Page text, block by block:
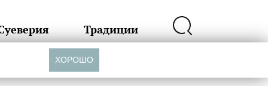
Традиции
ХОРОШО